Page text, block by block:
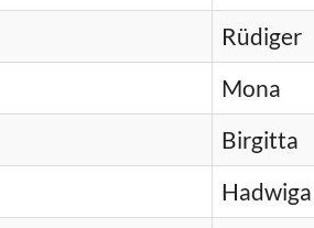
Rüdiger
Mona
Birgitta
Hadwiga